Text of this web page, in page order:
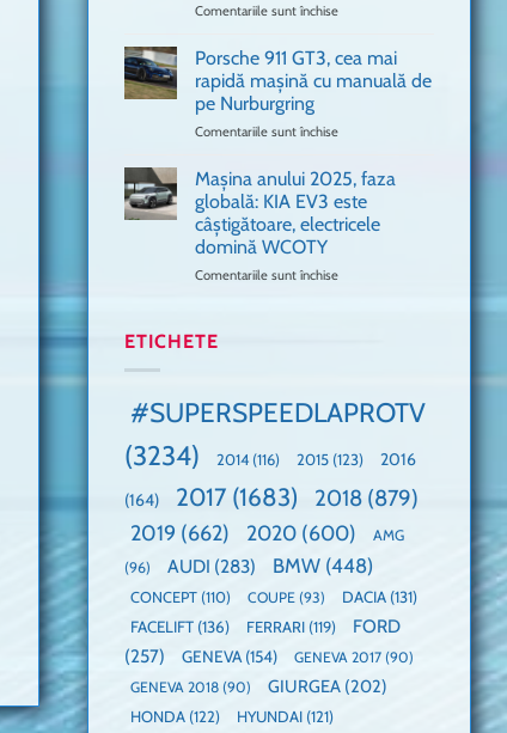
că
era
un
festival
🤭
Comentariile sunt închise
Am
pus
cu
Ford
la
un
dube
Porsche 911 GT3, cea mai
rapidă mașină cu manuală de
pe Nurburgring
Comentariile sunt închise
911
GT3,
cea
mai
Mașina anului 2025, faza
globală: KIA EV3 este
câștigătoare, electricele
domină WCOTY
Comentariile sunt închise
EV3
câștigătoare,
domină
ETICHETE
#SUPERSPEEDLAPROTV
(3234)
2014 (116) 2015 (123) 2016
(164) 2017 (1683) 2018 (879)
2019 (662) 2020 (600)
AMG
(96)
AUDI (283) BMW (448)
CONCEPT (110) COUPE (93) DACIA (131)
FACELIFT (136) FERRARI (119)
FORD
(257)
GENEVA(154) GENEVA 2017 (90)
GENEVA 2018 (90) GIURGEA (202)
HONDA (122) HYUNDAI (121)